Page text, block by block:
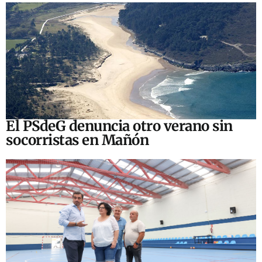
El PSdeG denuncia otro verano sin
socorristas en Mañón